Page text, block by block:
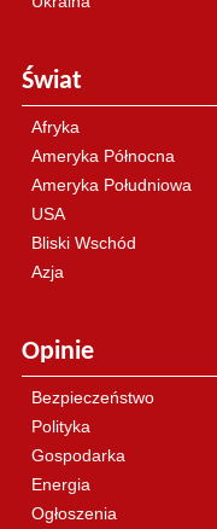
Świat
Afryka
Ameryka Północna
Ameryka Południowa
USA
Bliski Wschód
Azja
Opinie
Bezpieczeństwo
Polityka
Gospodarka
Energia
Ogłoszenia